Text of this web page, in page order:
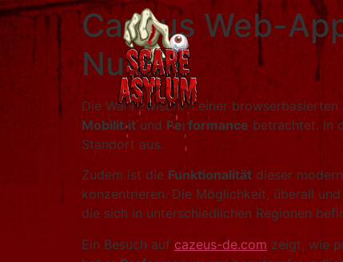
Cazeus Web-
Nutzer
Die Wahl zwischen einer
Mobilitätund Performance betrachtet. In
Standort aus.
Zudem ist die Funktionalität dieser
konzentrieren. Die Möglichkeit, überall
die sich in unterschiedlichen Regionen
Ein Besuch auf cazeus-de.com zeigt, wie